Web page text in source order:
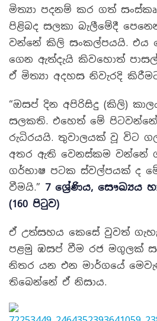
මිත්‍යා පදනම් කර ගත්
පිළිබද සලකා බැලීමේදී
වන්නේ කිලි සංකල්පයයි. එය
ගෙන ඇත්දැයි කිවහොත්
ඒ මිත්‍යා අදහස නිවැරදි
“ඔසප් දින අපිරිසිදු (කිලි)
සලකති. එහෙත් මේ
රුධිරයයි. තුවාලයක් වූ විට
අතර ඇති වෙනස්කම වන්නේ
ගර්භාෂ පටක ස්වල්පයක් ද
වීමයි.” 7 ශ්‍රේණිය, සෞඛ්‍යය
(160 පිටුව)
ඒ උත්සහය කෙසේ වුවත්
පළමු ඹසප් වීම රජ මගුලක්
නිතර යන එන මාර්ගයේ
තිබෙන්නේ ඒ නිසාය.